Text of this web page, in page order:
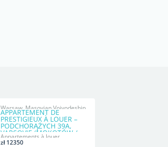
Warsaw, Masovian Voivodeship
APPARTEMENT DE
PRESTIGIEUX À LOUER –
PODCHORĄŻYCH 39A,
VARSOVIE (MOKOTÓW /
SIELCE)
Appartements à louer
zł 12350